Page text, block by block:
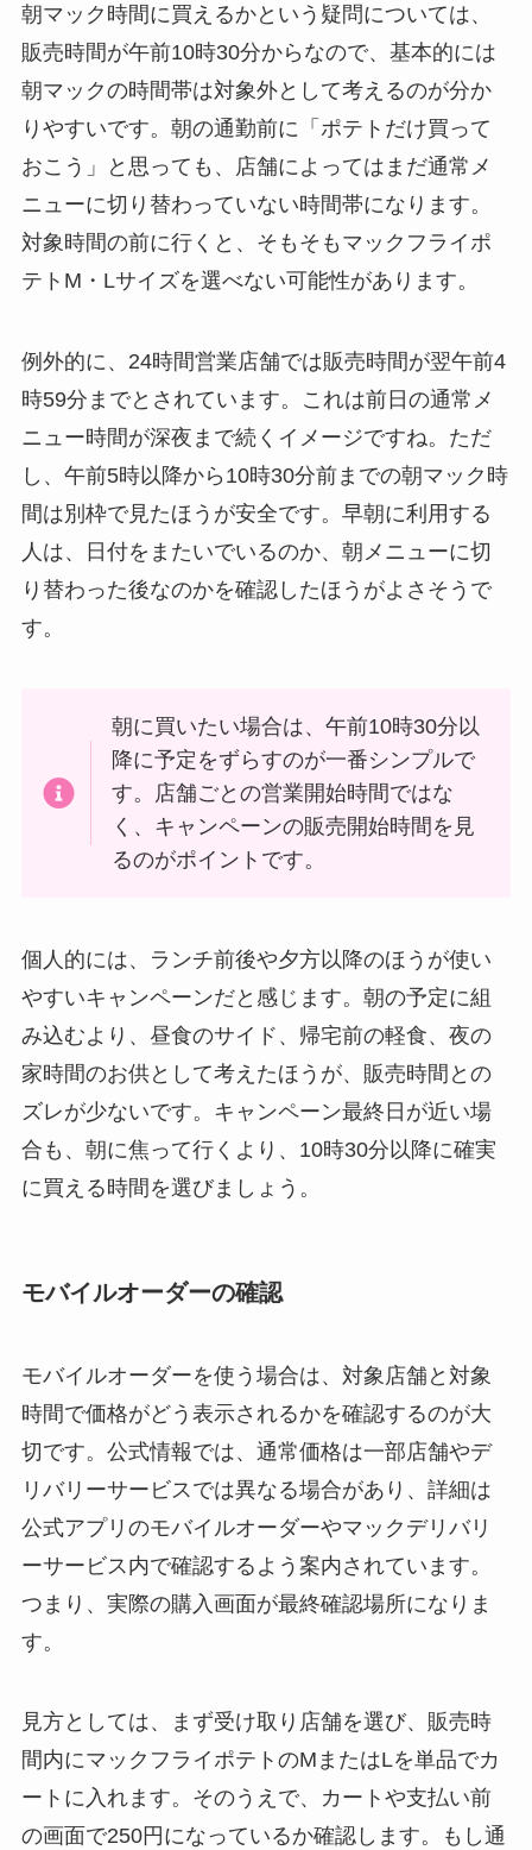
朝マック時間に買えるかという疑問については、
販売時間が午前10時30分からなので、基本的には
朝マックの時間帯は対象外として考えるのが分か
りやすいです。朝の通勤前に「ポテトだけ買って
おこう」と思っても、店舗によってはまだ通常メ
ニューに切り替わっていない時間帯になります。
対象時間の前に行くと、そもそもマックフライポ
テトM・Lサイズを選べない可能性があります。
例外的に、24時間営業店舗では販売時間が翌午前4
時59分までとされています。これは前日の通常メ
ニュー時間が深夜まで続くイメージですね。ただ
し、午前5時以降から10時30分前までの朝マック時
間は別枠で見たほうが安全です。早朝に利用する
人は、日付をまたいでいるのか、朝メニューに切
り替わった後なのかを確認したほうがよさそうで
す。
朝に買いたい場合は、午前10時30分以
降に予定をずらすのが一番シンプルで
す。店舗ごとの営業開始時間ではな
く、キャンペーンの販売開始時間を見
るのがポイントです。
個人的には、ランチ前後や夕方以降のほうが使い
やすいキャンペーンだと感じます。朝の予定に組
み込むより、昼食のサイド、帰宅前の軽食、夜の
家時間のお供として考えたほうが、販売時間との
ズレが少ないです。キャンペーン最終日が近い場
合も、朝に焦って行くより、10時30分以降に確実
に買える時間を選びましょう。
モバイルオーダーの確認
モバイルオーダーを使う場合は、対象店舗と対象
時間で価格がどう表示されるかを確認するのが大
切です。公式情報では、通常価格は一部店舗やデ
リバリーサービスでは異なる場合があり、詳細は
公式アプリのモバイルオーダーやマックデリバリ
ーサービス内で確認するよう案内されています。
つまり、実際の購入画面が最終確認場所になりま
す。
見方としては、まず受け取り店舗を選び、販売時
間内にマックフライポテトのMまたはLを単品でカ
ートに入れます。そのうえで、カートや支払い前
の画面で250円になっているか確認します。もし通